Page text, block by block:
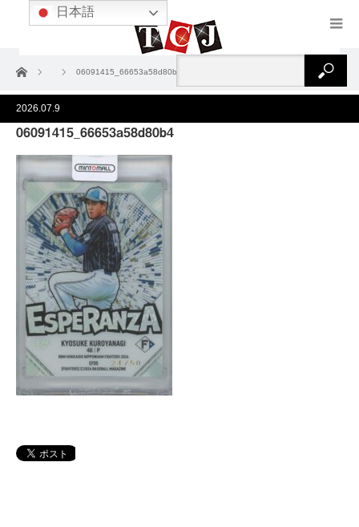
ホーム 06091415_66653a58d80b4
2026.07.9
06091415_66653a58d80b4
日本語